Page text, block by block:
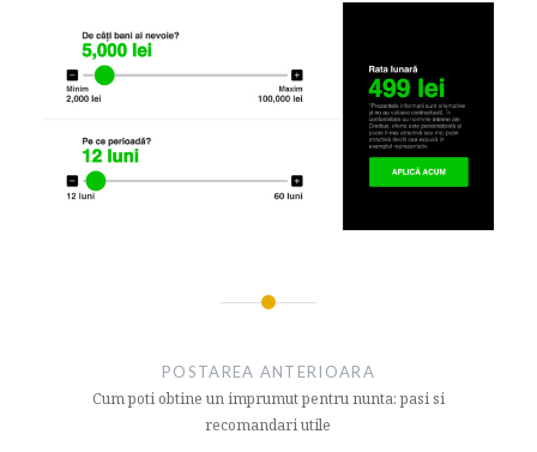
POSTAREA ANTERIOARA
Cum poti obtine un imprumut pentru nunta: pasi si
recomandari utile